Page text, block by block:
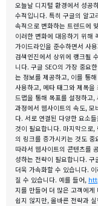
오늘날 디지털 환경에서 성공
수적입니다. 특히 구글의 알고
속적으로 변화하는 트렌드에
이러한 변화에 대응하기 위해
가이드라인을 준수하면서 사
검색엔진에서 상위에 랭크될
니다. 구글 SEO의 가장 중요
는 정보를 제공하고, 이를 통
사용하고, 메타 태그와 제목
드맵을 통해 목표를 설정하고
과정에서 웹사이트의 속도, 모
다. 서로 연결된 다양한 요소
것이 필요합니다. 마지막으로
의 링크를 증가시키는 것도 중
따라서 웹사이트의 콘텐츠를
성하는 전략이 필요합니다. 구
더욱 가속화할 수 있습니다.
질 수 있습니다. 예를 들어,
지를 만들어 더 많은 고객에
쉽지 않지만, 올바른 전략과